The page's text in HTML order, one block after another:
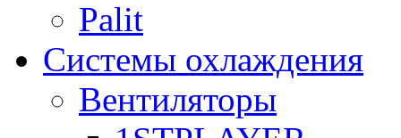
Palit
Системы охлаждения
Вентиляторы